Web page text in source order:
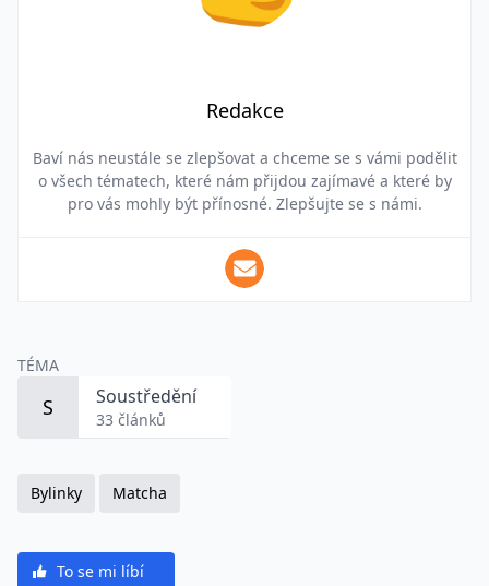
Redakce
Baví nás neustále se zlepšovat a chceme se s vámi podělit
o všech tématech, které nám přijdou zajímavé a které by
pro vás mohly být přínosné. Zlepšujte se s námi.
TÉMA
S Soustředění
33 článků
Bylinky Matcha
To se mi líbí